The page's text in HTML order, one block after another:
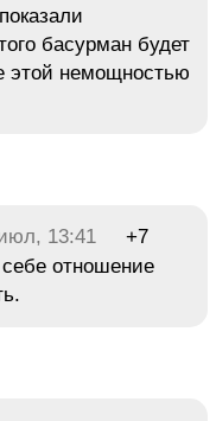
басурман будет
этой немощностью
13:41
+7
отношение